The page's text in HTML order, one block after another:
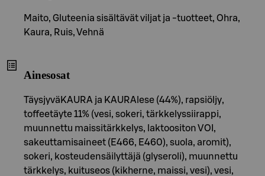
Maito, Gluteenia sisältävät viljat ja -tuotteet, Ohra,
Kaura, Ruis, Vehnä
Ainesosat
TäysjyväKAURA ja KAURAlese (44%), rapsiöljy,
toffeetäyte 11% (vesi, sokeri, tärkkelyssiirappi,
muunnettu maissitärkkelys, laktoositon VOI,
sakeuttamisaineet (E466, E460), suola, aromit),
sokeri, kosteudensäilyttäjä (glyseroli), muunnettu
tärkkelys, kuituseos (kikherne, maissi, vesi), vesi,